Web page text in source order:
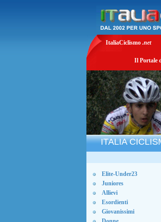
ItaliaCiclismo .net
Il Portale
ITALIA
Elite-Under23
Juniores
Allievi
Esordienti
Giovanissimi